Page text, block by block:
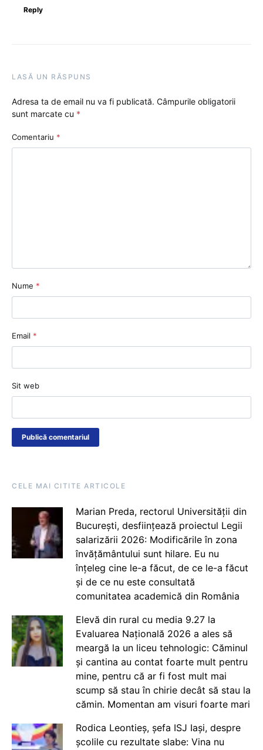
Reply
LASĂ UN RĂSPUNS
Adresa ta de email nu va fi publicată. Câmpurile obligatorii
sunt marcate cu *
Comentariu *
Nume *
Email *
Sit web
CELE MAI CITITE ARTICOLE
Marian Preda, rectorul Universității din
București, desființează proiectul Legii
salarizării 2026: Modificările în zona
învățământului sunt hilare. Eu nu
înțeleg cine le-a făcut, de ce le-a făcut
și de ce nu este consultată
comunitatea academică din România
Elevă din rural cu media 9.27 la
Evaluarea Națională 2026 a ales să
meargă la un liceu tehnologic: Căminul
și cantina au contat foarte mult pentru
mine, pentru că ar fi fost mult mai
scump să stau în chirie decât să stau la
cămin. Momentan am visuri foarte mari
Rodica Leontieș, șefa ISJ Iași, despre
școlile cu rezultate slabe: Vina nu